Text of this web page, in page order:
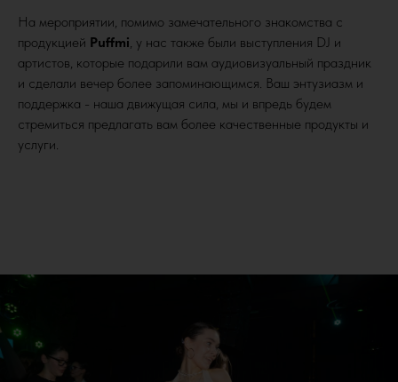
На мероприятии, помимо замечательного знакомства с
продукцией Puffmi, у нас также были выступления DJ и
артистов, которые подарили вам аудиовизуальный праздник
и сделали вечер более запоминающимся. Ваш энтузиазм и
поддержка - наша движущая сила, мы и впредь будем
стремиться предлагать вам более качественные продукты и
услуги.